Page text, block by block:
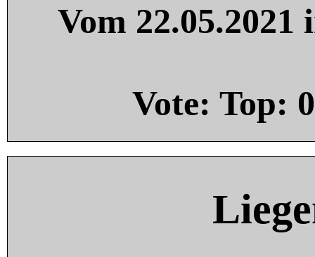
Vom
Vote: Top: 0